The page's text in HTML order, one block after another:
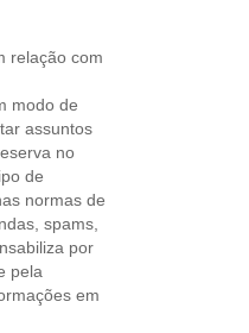
relação com
modo de
assuntos
no
de
normas de
spams,
por
pela
em